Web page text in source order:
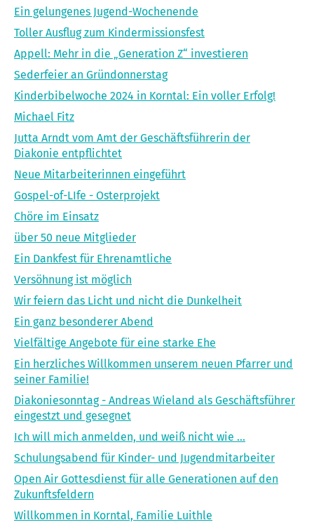
Ein gelungenes Jugend-Wochenende
Toller Ausflug zum Kindermissionsfest
Appell: Mehr in die „Generation Z“ investieren
Sederfeier an Gründonnerstag
Kinderbibelwoche 2024 in Korntal: Ein voller Erfolg!
Michael Fitz
Jutta Arndt vom Amt der Geschäftsführerin der
Diakonie entpflichtet
Neue Mitarbeiterinnen eingeführt
Gospel-of-LIfe - Osterprojekt
Chöre im Einsatz
über 50 neue Mitglieder
Ein Dankfest für Ehrenamtliche
Versöhnung ist möglich
Wir feiern das Licht und nicht die Dunkelheit
Ein ganz besonderer Abend
Vielfältige Angebote für eine starke Ehe
Ein herzliches Willkommen unserem neuen Pfarrer und
seiner Familie!
Diakoniesonntag - Andreas Wieland als Geschäftsführer
eingestzt und gesegnet
Ich will mich anmelden, und weiß nicht wie ...
Schulungsabend für Kinder- und Jugendmitarbeiter
Open Air Gottesdienst für alle Generationen auf den
Zukunftsfeldern
Willkommen in Korntal, Familie Luithle